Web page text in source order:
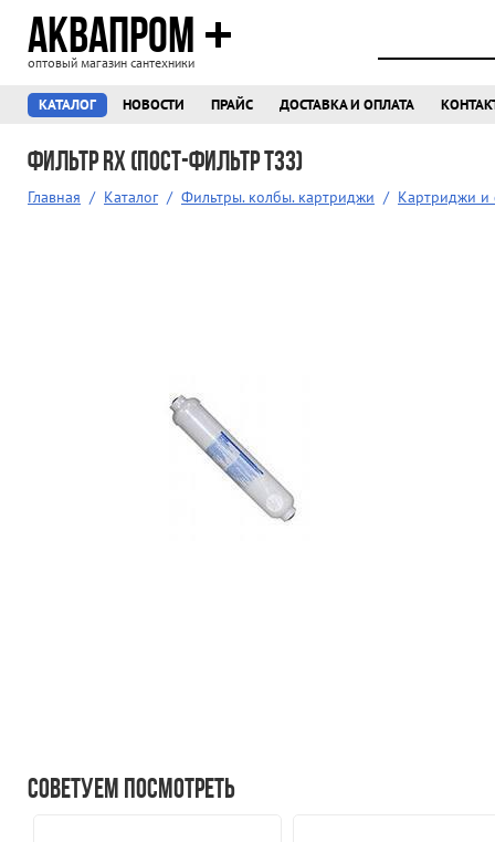
АКВАПРОМ
оптовый магазин сантехники
КАТАЛОГ НОВОСТИ ПРАЙС ДОСТАВКА И ОПЛАТА
Фильтр RX (пост-фильтр Т33)
Главная / Каталог / Фильтры. колбы. картриджи / Картриджи и
Советуем посмотреть